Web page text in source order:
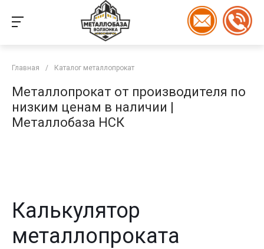
Главная / Каталог металлопрокат
Металлопрокат от производителя по
низким ценам в наличии |
Металлобаза НСК
Калькулятор
металлопроката